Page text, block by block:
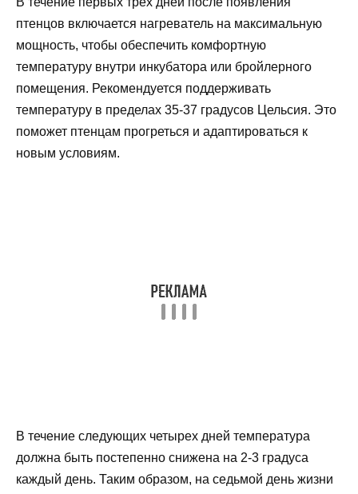
птенцов включается нагреватель на максимальную
мощность, чтобы обеспечить комфортную
температуру внутри инкубатора или бройлерного
помещения. Рекомендуется поддерживать
температуру в пределах 35-37 градусов Цельсия. Это
поможет птенцам прогреться и адаптироваться к
новым условиям.
В течение следующих четырех дней температура
должна быть постепенно снижена на 2-3 градуса
каждый день. Таким образом, на седьмой день жизни